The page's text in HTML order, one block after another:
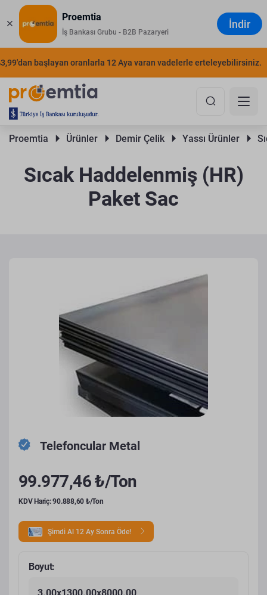
Proemtia
İş Bankası Grubu - B2B Pazaryeri
İndir
başlayan oranlarla 12 Aya varan vadelerle erteleyebilirsiniz.
Proemtia Ürünler Demir Çelik Yassı Ürünler
Sıcak Haddelenmiş (HR)
Paket Sac
Telefoncular Metal
99.977,46 ₺/Ton
KDV Hariç: 90.888,60 ₺/Ton
Şimdi Al 12 Ay Sonra Öde!
Boyut: